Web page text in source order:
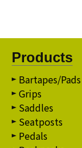
Products
Bartapes/Pads
Grips
Saddles
Seatposts
Pedals